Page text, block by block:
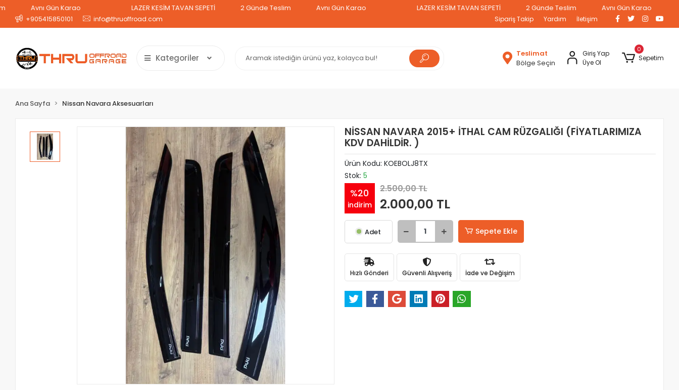
Aynı Gün Kargo LAZER KESİM TAVAN SEPETİ 2 Günde Teslim Aynı Gün Kargo LAZER KESİM TAVAN SEPETİ 2 Günde Teslim Aynı Gün Kargo
+905415850101 info@thruoffroad.com Sipariş Takip Yardım İletişim
Kategoriler
Teslimat
Bölge Seçin
Giriş Yap
Üye Ol
0
Sepetim
Ana Sayfa Nissan Navara Aksesuarları
NİSSAN NAVARA 2015+ İTHAL CAM RÜZGALIĞI (FİYATLARIMIZA
KDV DAHİLDİR. )
Ürün Kodu: KOEBOLJ8TX
Stok: 5
%20
indirim
2.500,00 TL
2.000,00 TL
Adet Sepete Ekle
Hızlı Gönderi Güvenli Alışveriş İade ve Değişim